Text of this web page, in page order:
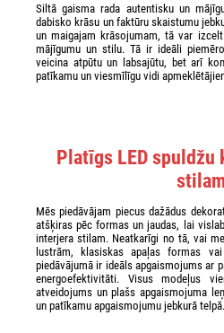
Siltā gaisma rada autentisku un
dabisko krāsu un faktūru skaistumu
un maigajam krāsojumam, tā var
mājīgumu un stilu. Tā ir ideāli
veicina atpūtu un labsajūtu, bet arī
patīkamu un viesmīlīgu vidi
Platīgs LED spuldžu
Mēs piedāvājam piecus dažādus
atšķiras pēc formas un jaudas, lai
interjera stilam. Neatkarīgi no tā, vai
lustrām, klasiskas apaļas formas
piedāvājumā ir ideāls apgaismojums ar
energoefektivitāti. Visus modeļus
atveidojums un plašs apgaismojuma
un patīkamu apgaismojumu jebkurā telpā.